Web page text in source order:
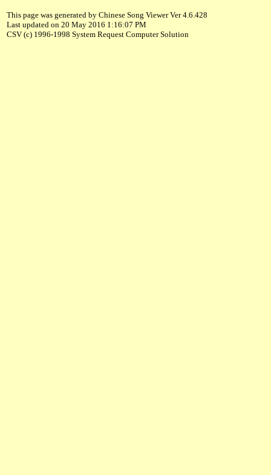
This page was generated by Chinese Song Viewer Ver 4.6.428
Last updated on 20 May 2016 1:16:07 PM
CSV (c) 1996-1998 System Request Computer Solution